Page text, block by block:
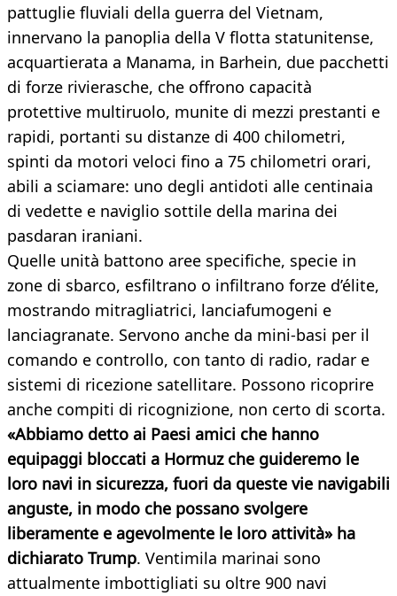
pattuglie fluviali della guerra del Vietnam,
innervano la panoplia della V flotta statunitense,
acquartierata a Manama, in Barhein, due pacchetti
di forze rivierasche, che offrono capacità
protettive multiruolo, munite di mezzi prestanti e
rapidi, portanti su distanze di 400 chilometri,
spinti da motori veloci fino a 75 chilometri orari,
abili a sciamare: uno degli antidoti alle centinaia
di vedette e naviglio sottile della marina dei
pasdaran iraniani.
Quelle unità battono aree specifiche, specie in
zone di sbarco, esfiltrano o infiltrano forze d’élite,
mostrando mitragliatrici, lanciafumogeni e
lanciagranate. Servono anche da mini-basi per il
comando e controllo, con tanto di radio, radar e
sistemi di ricezione satellitare. Possono ricoprire
anche compiti di ricognizione, non certo di scorta.
«Abbiamo detto ai Paesi amici che hanno
equipaggi bloccati a Hormuz che guideremo le
loro navi in ​​sicurezza, fuori da queste vie navigabili
anguste, in modo che possano svolgere
liberamente e agevolmente le loro attività» ha
dichiarato Trump. Ventimila marinai sono
attualmente imbottigliati su oltre 900 navi